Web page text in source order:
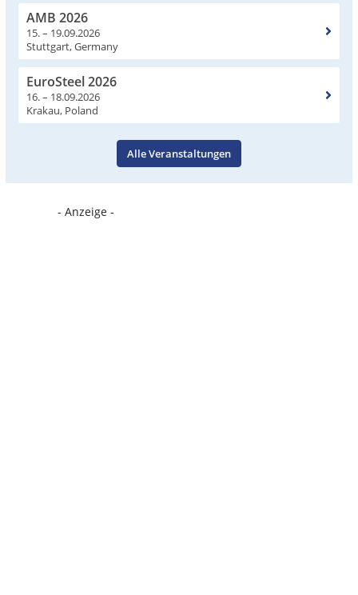
AMB 2026
15. – 19.09.2026
Stuttgart, Germany
EuroSteel 2026
16. – 18.09.2026
Krakau, Poland
Alle Veranstaltungen
- Anzeige -